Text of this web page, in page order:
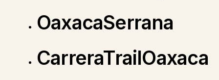
OaxacaSerrana
CarreraTrailOaxaca